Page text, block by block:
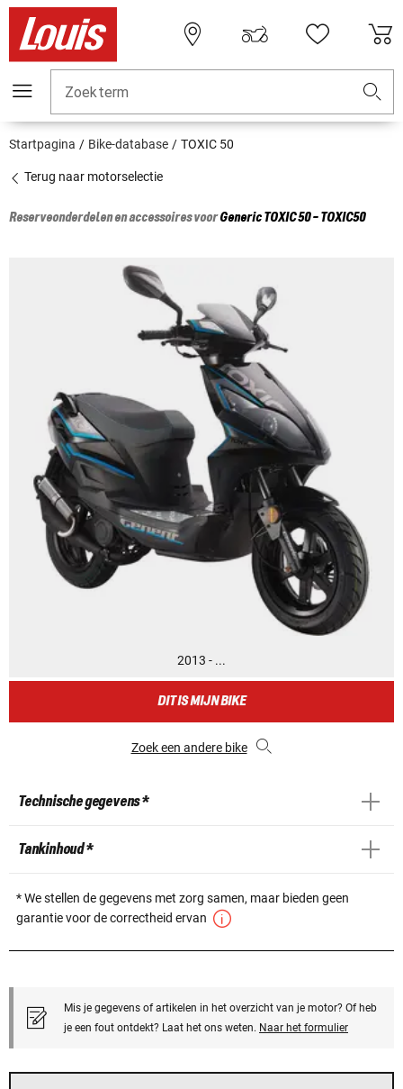
Zoekterm
Startpagina Bike-database TOXIC 50
Terug naar motorselectie
Reserveonderdelen en accessoires voorGenericTOXIC 50 - TOXIC50
2013 - ...
DIT IS MIJN BIKE
Zoek een andere bike
Technische gegevens *
Tankinhoud *
* We stellen de gegevens met zorg samen, maar bieden geen
garantie voor de correctheid ervan
Mis je gegevens of artikelen in het overzicht van je motor? Of heb
je een fout ontdekt? Laat het ons weten. Naar het formulier